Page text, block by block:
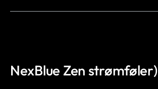
NexBlue Zen strømføler)